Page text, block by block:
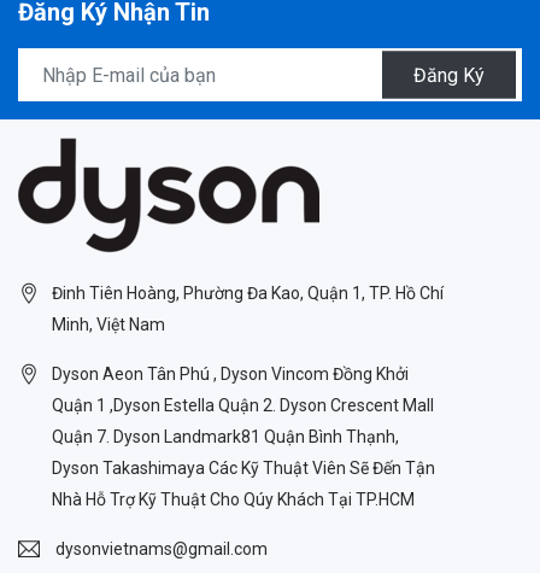
Đăng Ký Nhận Tin
Đăng Ký
Đinh Tiên Hoàng, Phường Đa Kao, Quận 1, TP. Hồ Chí
Minh, Việt Nam
Dyson Aeon Tân Phú , Dyson Vincom Đồng Khởi
Quận 1 ,Dyson Estella Quận 2. Dyson Crescent Mall
Quận 7. Dyson Landmark81 Quận Bình Thạnh,
Dyson Takashimaya Các Kỹ Thuật Viên Sẽ Đến Tận
Nhà Hỗ Trợ Kỹ Thuật Cho Qúy Khách Tại TP.HCM
dysonvietnams@gmail.com